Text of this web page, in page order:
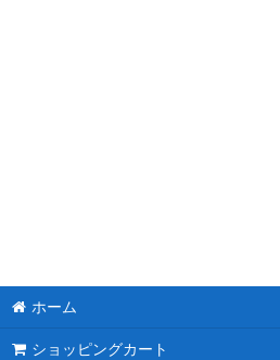
パープル
ホーム
ショッピングカート